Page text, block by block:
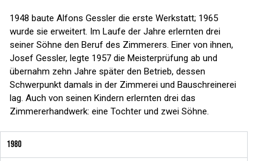
1948 baute Alfons Gessler die erste Werkstatt; 1965
wurde sie erweitert. Im Laufe der Jahre erlernten drei
seiner Söhne den Beruf des Zimmerers. Einer von ihnen,
Josef Gessler, legte 1957 die Meisterprüfung ab und
übernahm zehn Jahre später den Betrieb, dessen
Schwerpunkt damals in der Zimmerei und Bauschreinerei
lag. Auch von seinen Kindern erlernten drei das
Zimmererhandwerk: eine Tochter und zwei Söhne.
1980